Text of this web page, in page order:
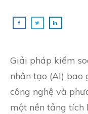
Giải pháp kiểm
nhân tạo (AI) bao
công nghệ và
một nền tảng tích